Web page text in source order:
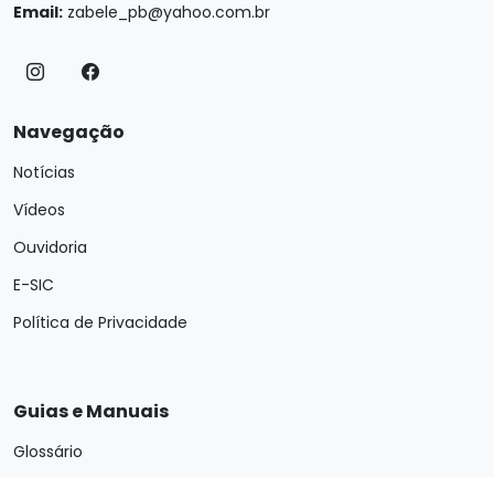
Email: zabele_pb@yahoo.com.br
Navegação
Notícias
Vídeos
Ouvidoria
E-SIC
Política de Privacidade
Guias e Manuais
Glossário